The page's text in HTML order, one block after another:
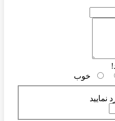
خوب
نمایید